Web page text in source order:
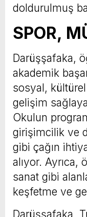
doldurulmuş
SPOR,
Darüşşafaka,
akademik
sosyal,
gelişim
Okulun
girişimcilik ve
gibi çağın
alıyor.
sanat gibi
keşfetme ve
Darüşşafaka,